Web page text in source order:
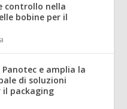
controllo nella
bobine per il
Panotec e amplia la
di soluzioni
packaging